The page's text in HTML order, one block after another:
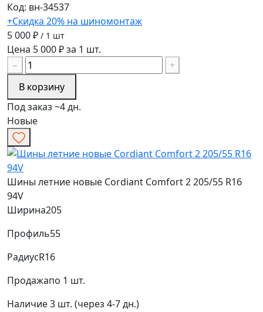
Код: вн-34537
+Скидка 20% на шиномонтаж
5 000 ₽ / 1 шт
Цена 5 000 ₽ за 1 шт.
−
+
В корзину
Под заказ ~4 дн.
Новые
Шины летние новые Cordiant Comfort 2 205/55 R16
94V
Ширина205
Профиль55
РадиусR16
Продажапо 1 шт.
Наличие3 шт. (через 4-7 дн.)